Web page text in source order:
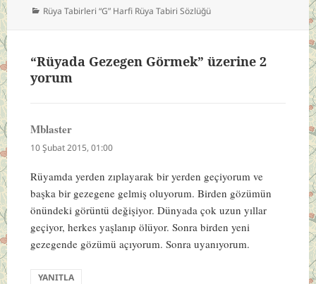
Kategoriler
Rüya Tabirleri “G” Harfi Rüya Tabiri Sözlüğü
“Rüyada Gezegen Görmek” üzerine 2
yorum
Mblasterdedi
ki:
10 Şubat 2015, 01:00
Rüyamda yerden zıplayarak bir yerden geçiyorum ve
başka bir gezegene gelmiş oluyorum. Birden gözümün
önündeki görüntü değişiyor. Dünyada çok uzun yıllar
geçiyor, herkes yaşlanıp ölüyor. Sonra birden yeni
gezegende gözümü açıyorum. Sonra uyanıyorum.
YANITLA